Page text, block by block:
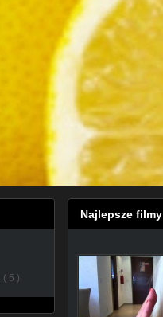
( 5 )
Najlepsze filmy